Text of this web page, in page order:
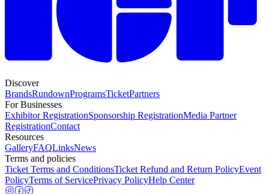
Discover
BrandsRundownProgramsTicketPartners
For Businesses
Exhibitor RegistrationSponsorship RegistrationMedia Partner
RegistrationContact
Resources
GalleryFAQLinksNews
Terms and policies
Ticket Terms and ConditionsTicket Refund and Return PolicyEvent
PolicyTerms of ServicePrivacy PolicyHelp Center